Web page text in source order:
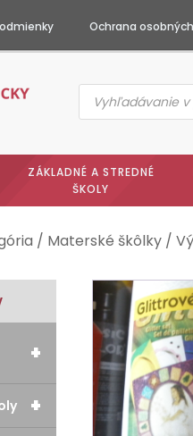
Ochrana
Products
search
ZÁKLADNÉ A STREDNÉ
ŠKOLY
/ Materské škôlky /
+
+